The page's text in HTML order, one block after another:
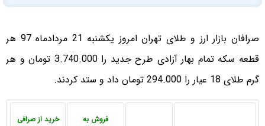
صرافان بازار ارز و طلای تهران امروز یکشنبه 21 مردادماه 97 هر
قطعه سکه تمام بهار آزادی طرح جدید را 3.740.000 تومان و هر
گرم طلای 18 عیار را 294.000 تومان داد و ستد کردند.
فروش به
خرید از صرافی